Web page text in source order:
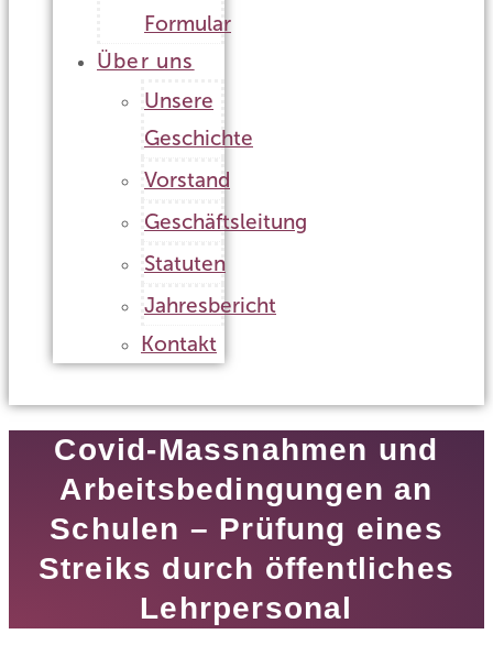
Formular
Über uns
Unsere
Geschichte
Vorstand
Geschäftsleitung
Statuten
Jahresbericht
Kontakt
Covid-Massnahmen und
Arbeitsbedingungen an
Schulen – Prüfung eines
Streiks durch öffentliches
Lehrpersonal